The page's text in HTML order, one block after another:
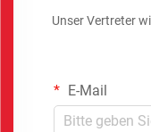
Unser Vertreter
E-Mail